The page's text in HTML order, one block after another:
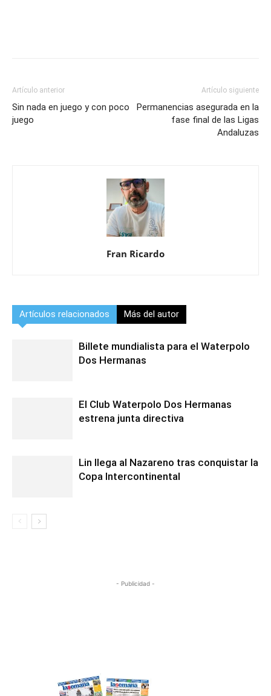
Artículo anterior
Sin nada en juego y con poco
juego
Artículo siguiente
Permanencias asegurada en la
fase final de las Ligas
Andaluzas
Fran Ricardo
Artículos relacionados Más del autor
Billete mundialista para el Waterpolo
Dos Hermanas
El Club Waterpolo Dos Hermanas
estrena junta directiva
Lin llega al Nazareno tras conquistar la
Copa Intercontinental
- Publicidad -